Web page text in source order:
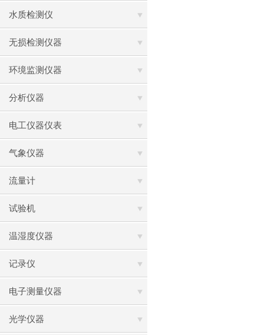
水质检测仪
无损检测仪器
环境监测仪器
分析仪器
电工仪器仪表
气象仪器
流量计
试验机
温湿度仪器
记录仪
电子测量仪器
光学仪器